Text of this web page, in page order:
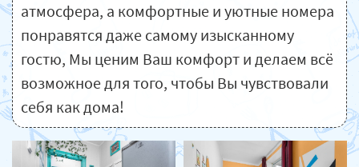
атмосфера, а комфортные и уютные номера
понравятся даже самому изысканному
гостю, Мы ценим Ваш комфорт и делаем всё
возможное для того, чтобы Вы чувствовали
себя как дома!